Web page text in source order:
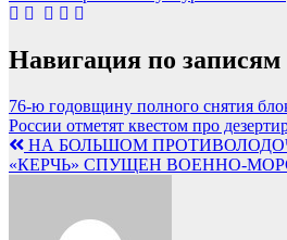
Навигация по записям
76-ю годовщину полного снятия
России отметят квестом про
НА БОЛЬШОМ
«КЕРЧЬ» СПУЩЕН ВОЕННО-